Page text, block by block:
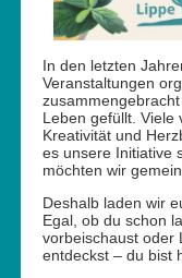
In den letzten
Veranstaltungen
Leben gefüllt. Viele
Kreativität und
es unsere Initiative
möchten wir
Deshalb laden wir
Egal, ob du schon
vorbeischaust oder
entdeckst – du bist